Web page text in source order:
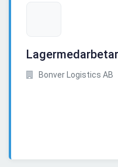
Bonver Logistics AB